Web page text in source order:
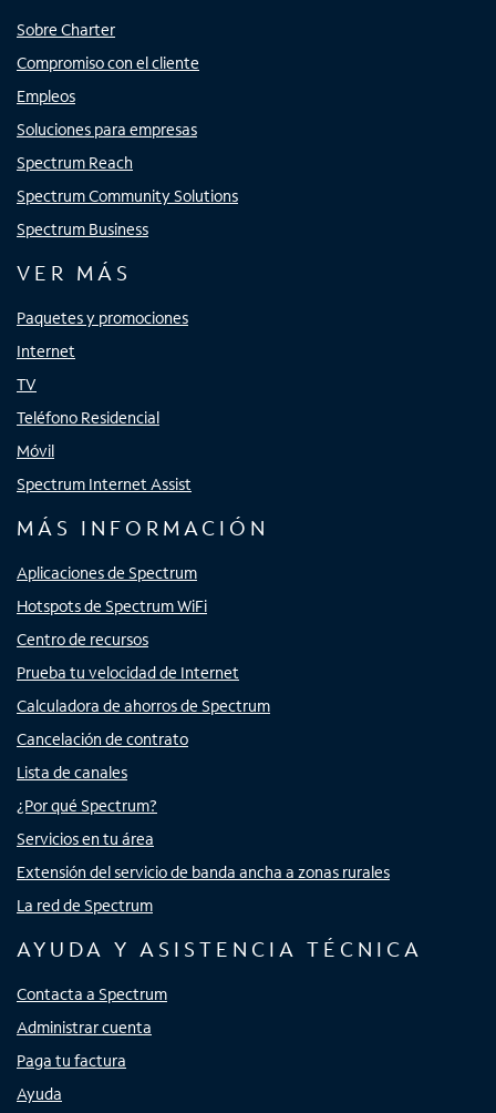
Sobre Charter
Compromiso con el cliente
Empleos
Soluciones para empresas
Spectrum Reach
Spectrum Community Solutions
Spectrum Business
VER MÁS
Paquetes y promociones
Internet
TV
Teléfono Residencial
Móvil
Spectrum Internet Assist
MÁS INFORMACIÓN
Aplicaciones de Spectrum
Hotspots de Spectrum WiFi
Centro de recursos
Prueba tu velocidad de Internet
Calculadora de ahorros de Spectrum
Cancelación de contrato
Lista de canales
¿Por qué Spectrum?
Servicios en tu área
Extensión del servicio de banda ancha a zonas rurales
La red de Spectrum
AYUDA Y ASISTENCIA TÉCNICA
Contacta a Spectrum
Administrar cuenta
Paga tu factura
Ayuda